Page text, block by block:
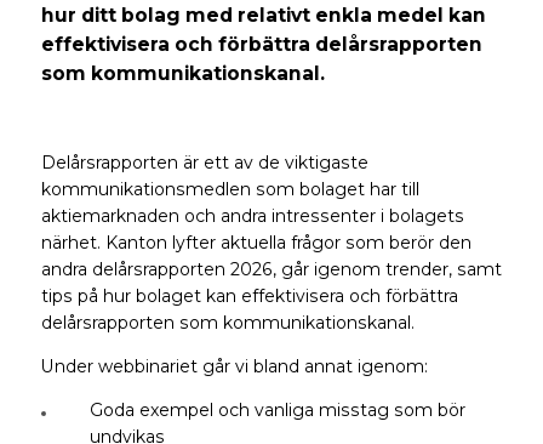
hur ditt bolag med relativt enkla medel kan
effektivisera och förbättra delårsrapporten
som kommunikationskanal.
Delårsrapporten är ett av de viktigaste
kommunikationsmedlen som bolaget har till
aktiemarknaden och andra intressenter i bolagets
närhet. Kanton lyfter aktuella frågor som berör den
andra delårsrapporten 2026, går igenom trender, samt
tips på hur bolaget kan effektivisera och förbättra
delårsrapporten som kommunikationskanal.
Under webbinariet går vi bland annat igenom:
Goda exempel och vanliga misstag som bör
undvikas